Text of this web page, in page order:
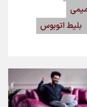
بلیط اتوبوس